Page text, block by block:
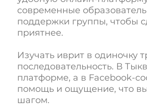
современные
поддержки группы, чтобы
приятнее.
Изучать иврит в одиночку
последовательность. В
платформе, а в Facebook-
помощь и ощущение, что
шагом.